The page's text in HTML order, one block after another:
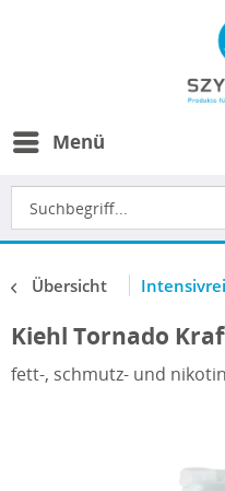
Menü
Übersicht
Kiehl Tornado
fett-, schmutz- und